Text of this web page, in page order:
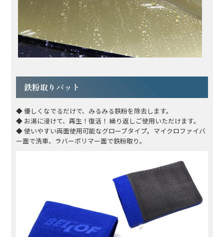
鉄粉取りパット
◆ 優しくなでるだけで、みるみる鉄粉を除去します。
◆ お湯に浸けて、再生！復活！ 繰り返しご使用いただけます。
◆ 使いやすい両面使用可能なグローブタイプ。マイクロファイバ
ー面で洗車、ラバーポリマー面で鉄粉取り。